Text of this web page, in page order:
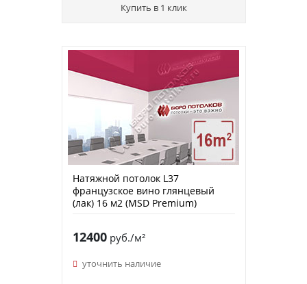
Купить в 1 клик
Натяжной потолок L37
французское вино глянцевый
(лак) 16 м2 (MSD Premium)
12400руб./м²
уточнить наличие